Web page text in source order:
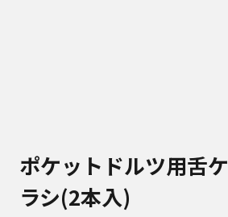
ポケットドルツ用舌
ラシ(2本入)